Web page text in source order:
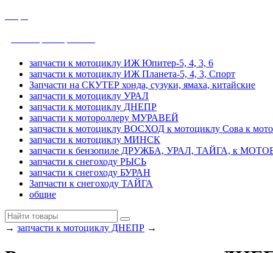
запчасти к мотоциклу ИЖ Юпитер-5, 4, 3, 6
запчасти к мотоциклу ИЖ Планета-5, 4, 3, Спорт
Запчасти на СКУТЕР хонда, сузуки, ямаха, китайские
запчасти к мотоциклу УРАЛ
запчасти к мотоциклу ДНЕПР
запчасти к мотороллеру МУРАВЕЙ
запчасти к мотоциклу ВОСХОД к мотоциклу Сова к
запчасти к мотоциклу МИНСК
запчасти к бензопиле ДРУЖБА, УРАЛ, ТАЙГА, к
запчасти к снегоходу РЫСЬ
запчасти к снегоходу БУРАН
Запчасти к снегоходу ТАЙГА
общие
→ запчасти к мотоциклу ДНЕПР →